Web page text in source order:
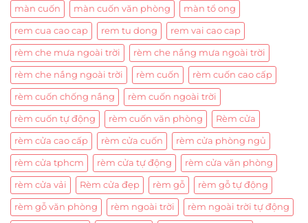
màn cuốn màn cuốn văn phòng màn tổ ong
rem cua cao cap rem tu dong rem vai cao cap
rèm che mưa ngoài trời rèm che nắng mưa ngoài trời
rèm che nắng ngoài trời rèm cuốn rèm cuốn cao cấp
rèm cuốn chống nắng rèm cuốn ngoài trời
rèm cuốn tự động rèm cuốn văn phòng Rèm cửa
rèm cửa cao cấp rèm cửa cuốn rèm cửa phòng ngủ
rèm cửa tphcm rèm cửa tự động rèm cửa văn phòng
rèm cửa vải Rèm cửa đẹp rèm gỗ rèm gỗ tự động
rèm gỗ văn phòng rèm ngoài trời rèm ngoài trời tự động